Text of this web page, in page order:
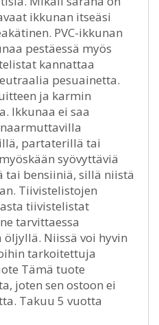
ikkunan itseäsi
PVC-ikkunan
pestäessä myös
kannattaa
pesuainetta.
ja karmin
Ikkunaa ei saa
partaterillä tai
syövyttäviä
bensiiniä, sillä niistä
Tiivistelistojen
tiivistelistat
tarvittaessa
Niissä voi hyvin
tarkoitettuja
Tämä tuote
joten sen ostoon ei
Takuu 5 vuotta